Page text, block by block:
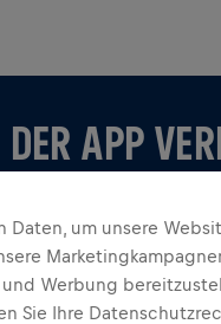
APP
um unsere
Werbung
Sie Ihre